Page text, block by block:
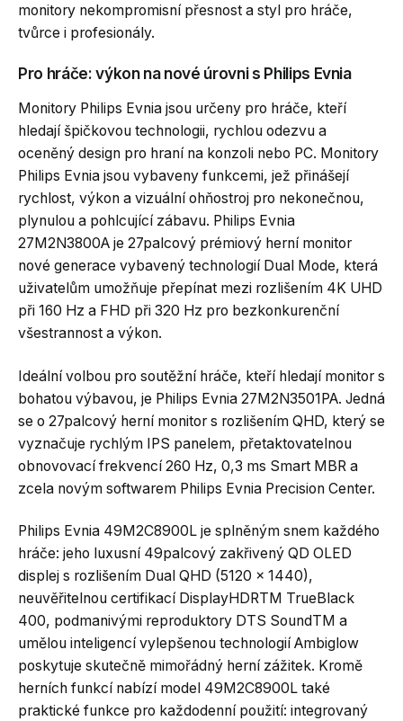
monitory nekompromisní přesnost a styl pro hráče,
tvůrce i profesionály.
Pro hráče: výkon na nové úrovni s Philips Evnia
Monitory Philips Evnia jsou určeny pro hráče, kteří
hledají špičkovou technologii, rychlou odezvu a
oceněný design pro hraní na konzoli nebo PC. Monitory
Philips Evnia jsou vybaveny funkcemi, jež přinášejí
rychlost, výkon a vizuální ohňostroj pro nekonečnou,
plynulou a pohlcující zábavu. Philips Evnia
27M2N3800A je 27palcový prémiový herní monitor
nové generace vybavený technologií Dual Mode, která
uživatelům umožňuje přepínat mezi rozlišením 4K UHD
při 160 Hz a FHD při 320 Hz pro bezkonkurenční
všestrannost a výkon.
Ideální volbou pro soutěžní hráče, kteří hledají monitor s
bohatou výbavou, je Philips Evnia 27M2N3501PA. Jedná
se o 27palcový herní monitor s rozlišením QHD, který se
vyznačuje rychlým IPS panelem, přetaktovatelnou
obnovovací frekvencí 260 Hz, 0,3 ms Smart MBR a
zcela novým softwarem Philips Evnia Precision Center.
Philips Evnia 49M2C8900L je splněným snem každého
hráče: jeho luxusní 49palcový zakřivený QD OLED
displej s rozlišením Dual QHD (5120 x 1440),
neuvěřitelnou certifikací DisplayHDRTM TrueBlack
400, podmanivými reproduktory DTS SoundTM a
umělou inteligencí vylepšenou technologií Ambiglow
poskytuje skutečně mimořádný herní zážitek. Kromě
herních funkcí nabízí model 49M2C8900L také
praktické funkce pro každodenní použití: integrovaný